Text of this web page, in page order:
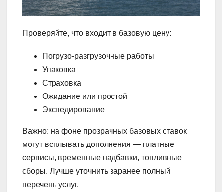
Проверяйте, что входит в базовую цену:
Погрузо-разгрузочные работы
Упаковка
Страховка
Ожидание или простой
Экспедирование
Важно: на фоне прозрачных базовых ставок
могут всплывать дополнения — платные
сервисы, временные надбавки, топливные
сборы. Лучше уточнить заранее полный
перечень услуг.